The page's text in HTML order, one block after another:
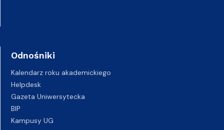
Odnośniki
Kalendarz roku akademickiego
Helpdesk
Gazeta Uniwersytecka
BIP
Kampusy UG